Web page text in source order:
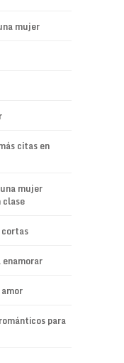
mujer
citas en
mujer
clase
cortas
para